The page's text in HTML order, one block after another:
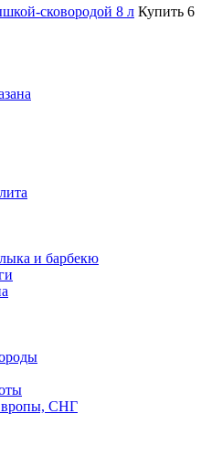
сковородой 8 л Купить 6
и барбекю
СНГ